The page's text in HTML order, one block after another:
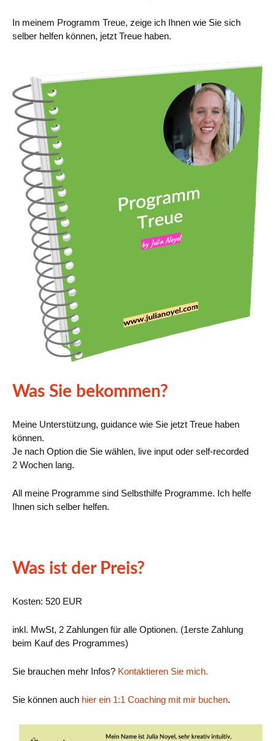
In meinem Programm Treue, zeige ich Ihnen wie Sie sich
selber helfen können, jetzt Treue haben.
Was Sie bekommen?
Meine Unterstützung, guidance wie Sie jetzt Treue haben
können.
Je nach Option die Sie wählen, live input oder self-recorded
2 Wochen lang.
All meine Programme sind Selbsthilfe Programme. Ich helfe
Ihnen sich selber helfen.
Was ist der Preis?
Kosten: 520 EUR
inkl. MwSt, 2 Zahlungen für alle Optionen. (1erste Zahlung
beim Kauf des Programmes)
Sie brauchen mehr Infos? Kontaktieren Sie mich.
Sie können auch hier ein 1:1 Coaching mit mir buchen.